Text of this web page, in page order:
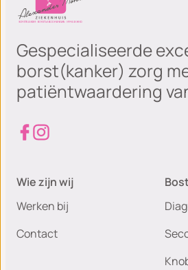
Gespecialiseerde
borst(kanker) zorg
patiëntwaardering
Wie zijn wij
Werken bij
Contact